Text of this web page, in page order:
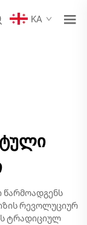
KA
რევოლუციურ
ტრადიციულ